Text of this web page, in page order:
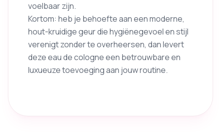
voelbaar zijn.
Kortom: heb je behoefte aan een moderne,
hout-kruidige geur die hygiënegevoel en stijl
verenigt zonder te overheersen, dan levert
deze eau de cologne een betrouwbare en
luxueuze toevoeging aan jouw routine.